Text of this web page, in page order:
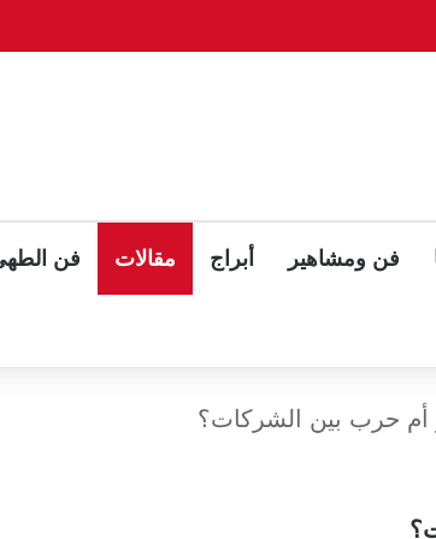
مع بوتين وزيلينسكي بعد قمة ألاسكا
فن ومشاهير أبراج مقالات فن
أم حرب بين الشركات؟